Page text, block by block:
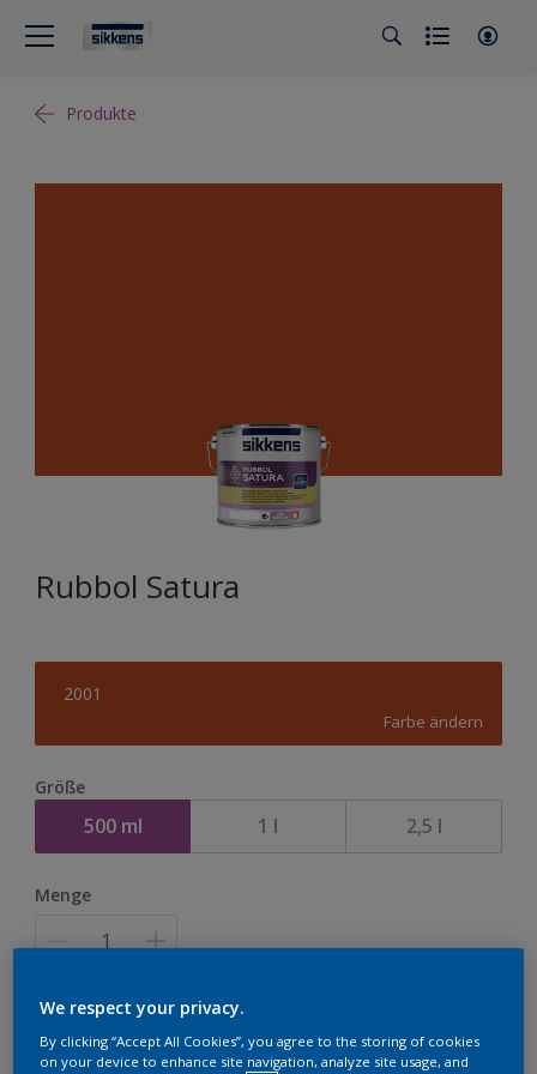
Produkte
Rubbol Satura
2001
Farbe ändern
Größe
500 ml 1 l 2,5 l
Menge
Zur Einkaufsliste hinzufügen
We respect your privacy.
By clicking “Accept All Cookies”, you agree to the storing of cookies
on your device to enhance site navigation, analyze site usage, and